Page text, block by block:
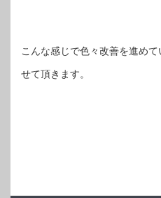
こんな感じで色々改善を進め
せて頂きます。